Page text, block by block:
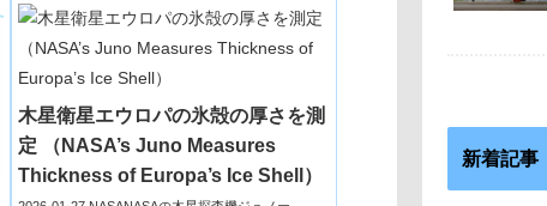
木星衛星エウロパの氷殻の厚さを測
定 （NASA’s Juno Measures
Thickness of Europa’s Ice Shell）
新着記事